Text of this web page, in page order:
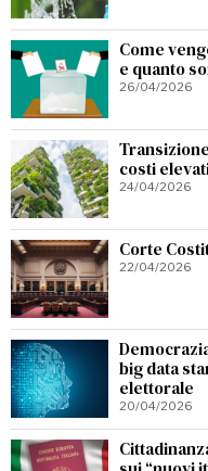
Come
e quanto
26/04/2026
costi
24/04/2026
Corte
22/04/2026
big data
elettorale
20/04/2026